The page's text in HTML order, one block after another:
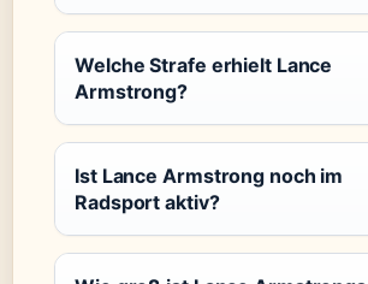
Welche Strafe erhielt Lance
Armstrong?
Ist Lance Armstrong noch im
Radsport aktiv?